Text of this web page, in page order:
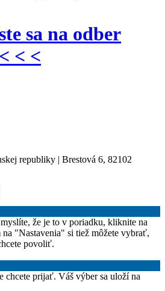
sa na odber
< <
republiky | Brestová 6, 82102
že je to v poriadku, kliknite na
"Nastavenia" si tiež môžete vybrať,
povoliť.
chcete prijať. Váš výber sa uloží na